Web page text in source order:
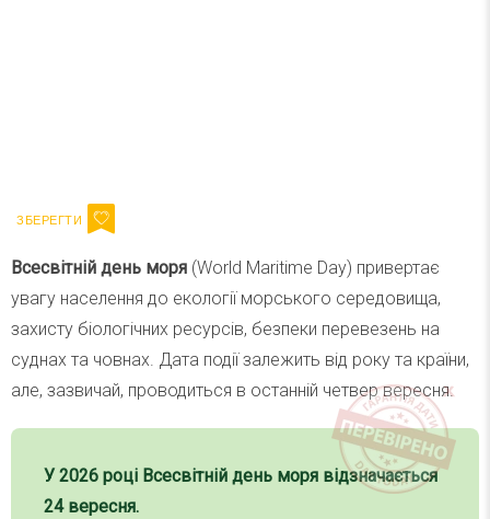
Всесвітній день моря (World Maritime Day) привертає
увагу населення до екології морського середовища,
захисту біологічних ресурсів, безпеки перевезень на
суднах та човнах. Дата події залежить від року та країни,
але, зазвичай, проводиться в останній четвер вересня.
У2026 році Всесвітній день моря відзначається
24 вересня.